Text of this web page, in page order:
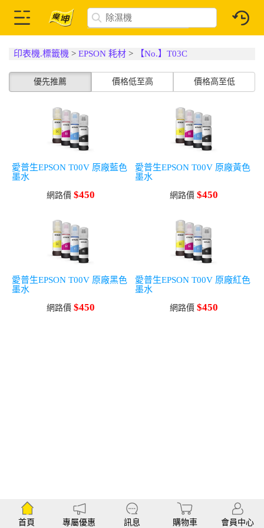
印表機.標籤機 >EPSON 耗材 > 【No.】T03C
優先推薦 價格低至高 價格高至低
愛普生EPSON T00V 原廠藍色
墨水
網路價 $450
愛普生EPSON T00V 原廠黃色
墨水
網路價 $450
愛普生EPSON T00V 原廠黑色
墨水
網路價 $450
愛普生EPSON T00V 原廠紅色
墨水
網路價 $450
首頁 專屬優惠 訊息 購物車 會員中心